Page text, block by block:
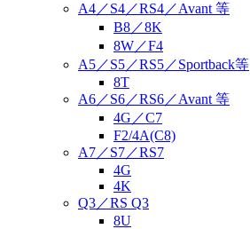
A4／S4／RS4／Avant 等
B8／8K
8W／F4
A5／S5／RS5／Sportback等
8T
A6／S6／RS6／Avant 等
4G／C7
F2/4A(C8)
A7／S7／RS7
4G
4K
Q3／RS Q3
8U